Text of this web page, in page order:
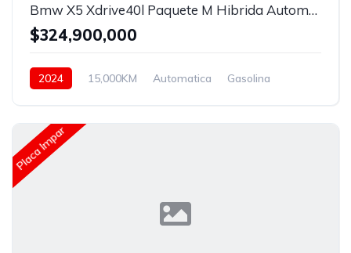
Bmw X5 Xdrive40l Paquete M Hibrida Automatico
$324,900,000
2024 15,000KM Automatica
Gasolina
Placa Impar